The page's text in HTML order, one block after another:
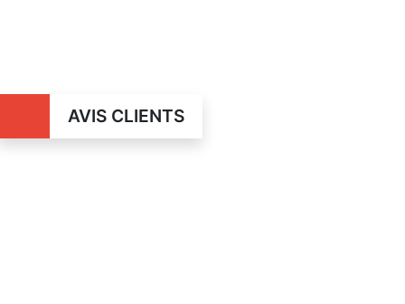
AVIS CLIENTS